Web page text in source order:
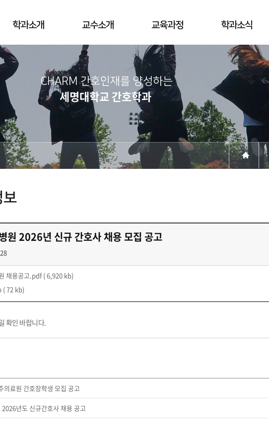
학과소개 교수소개 교육과정 학과소식
CHARM 간호인재를 양성하는
세명대학교 간호학과
보
원 2026년 신규 간호사 채용 모집 공고
채용공고.pdf( 6,920 kb)
( 72 kb)
확인 바랍니다.
의료원 간호장학생 모집 공고
2026년도 신규간호사 채용 공고